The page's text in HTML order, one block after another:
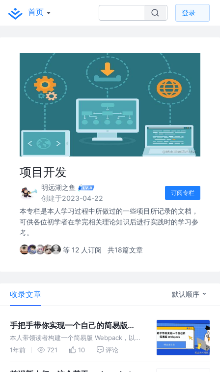
首页 登录
项目开发
明远湖之鱼
创建于2023-04-22
订阅专栏
本专栏是本人学习过程中所做过的一些项目所记录的文档，
可供各位初学者在学完相关理论知识后进行实践时的学习参
考。
等 12 人订阅 共18篇文章
收录文章 默认顺序
手把手带你实现一个自己的简易版
Webpack
本人带领读者构建一个简易版 Webpack，以便
对其原理有进一步的认识，相关代码已经上传到
1年前 721 10 评论